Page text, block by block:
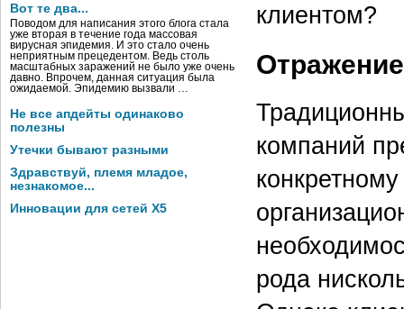
Вот те два...
Поводом для написания этого блога стала
уже вторая в течение года массовая
вирусная эпидемия. И это стало очень
неприятным прецедентом. Ведь столь
масштабных заражений не было уже очень
давно. Впрочем, данная ситуация была
ожидаемой. Эпидемию вызвали …
Не все апдейты одинаково
полезны
Утечки бывают разными
Здравствуй, племя младое,
незнакомое...
Инновации для сетей X5
клиентом?
компаний
рода